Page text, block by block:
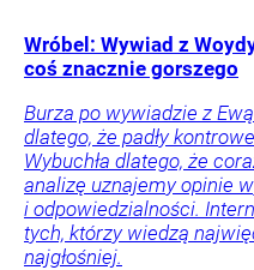
Wróbel: Wywiad z
coś znacznie gorszego
Burza po wywiadzie z Ewą
dlatego, że padły
Wybuchła dlatego, że
analizę uznajemy opinie
i odpowiedzialności.
tych, którzy wiedzą
najgłośniej.